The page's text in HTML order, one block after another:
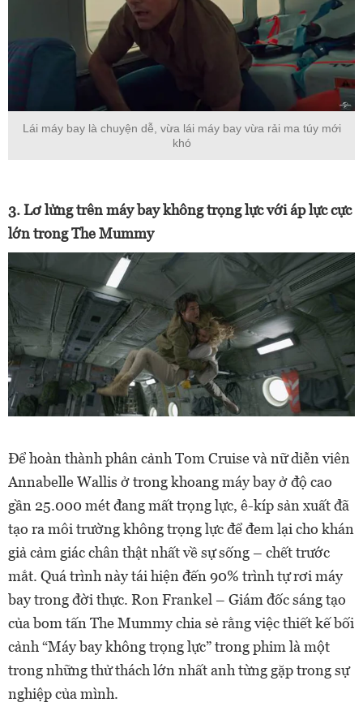
Lái máy bay là chuyện dễ, vừa lái máy bay vừa rải ma túy mới
khó
3. Lơ lửng trên máy bay không trọng lực với áp lực cực
lớn trong The Mummy
Để hoàn thành phân cảnh Tom Cruise và nữ diễn viên
Annabelle Wallis ở trong khoang máy bay ở độ cao
gần 25.000 mét đang mất trọng lực, ê-kíp sản xuất đã
tạo ra môi trường không trọng lực để đem lại cho khán
giả cảm giác chân thật nhất về sự sống – chết trước
mắt. Quá trình này tái hiện đến 90% trình tự rơi máy
bay trong đời thực. Ron Frankel – Giám đốc sáng tạo
của bom tấn The Mummy chia sẻ rằng việc thiết kế bối
cảnh “Máy bay không trọng lực” trong phim là một
trong những thử thách lớn nhất anh từng gặp trong sự
nghiệp của mình.